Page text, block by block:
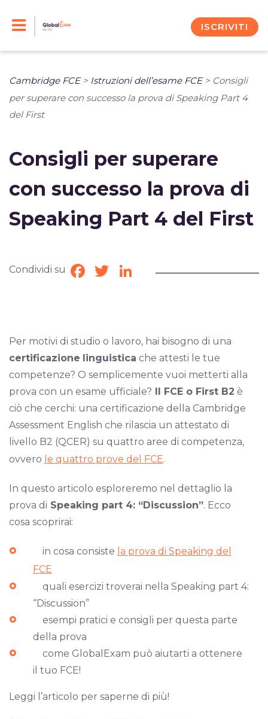
ISCRIVITI
Cambridge FCE> Istruzioni dell’esame FCE> Consigli
per superare con successo la prova di Speaking Part 4
del First
Consigli per superare
con successo la prova di
Speaking Part 4 del First
Condividi su Facebook
TwitterLinkedIn
Per motivi di studio o lavoro, hai bisogno di una
certificazione linguistica che attesti le tue
competenze? O semplicemente vuoi metterti alla
prova con un esame ufficiale? Il FCE o First B2 è
ciò che cerchi: una certificazione della Cambridge
Assessment English che rilascia un attestato di
livello B2 (QCER) su quattro aree di competenza,
ovvero le quattro prove del FCE.
In questo articolo esploreremo nel dettaglio la
prova di Speaking part 4: “Discussion”. Ecco
cosa scoprirai:
in cosa consiste la prova di Speaking del
FCE
quali esercizi troverai nella Speaking part 4:
“Discussion”
esempi pratici e consigli per questa parte
della prova
come GlobalExam può aiutarti a ottenere
il tuo FCE!
Leggi l’articolo per saperne di più!